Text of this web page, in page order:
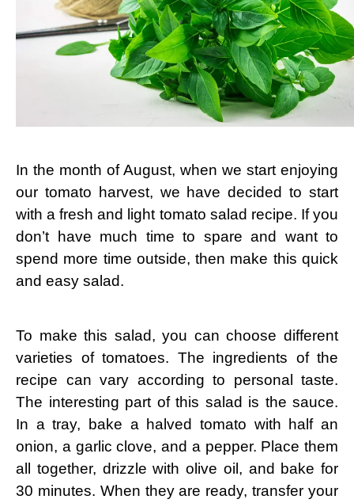
In the month of August, when we start enjoying
our tomato harvest, we have decided to start
with a fresh and light tomato salad recipe. If you
don’t have much time to spare and want to
spend more time outside, then make this quick
and easy salad.
To make this salad, you can choose different
varieties of tomatoes. The ingredients of the
recipe can vary according to personal taste.
The interesting part of this salad is the sauce.
In a tray, bake a halved tomato with half an
onion, a garlic clove, and a pepper. Place them
all together, drizzle with olive oil, and bake for
30 minutes. When they are ready, transfer your